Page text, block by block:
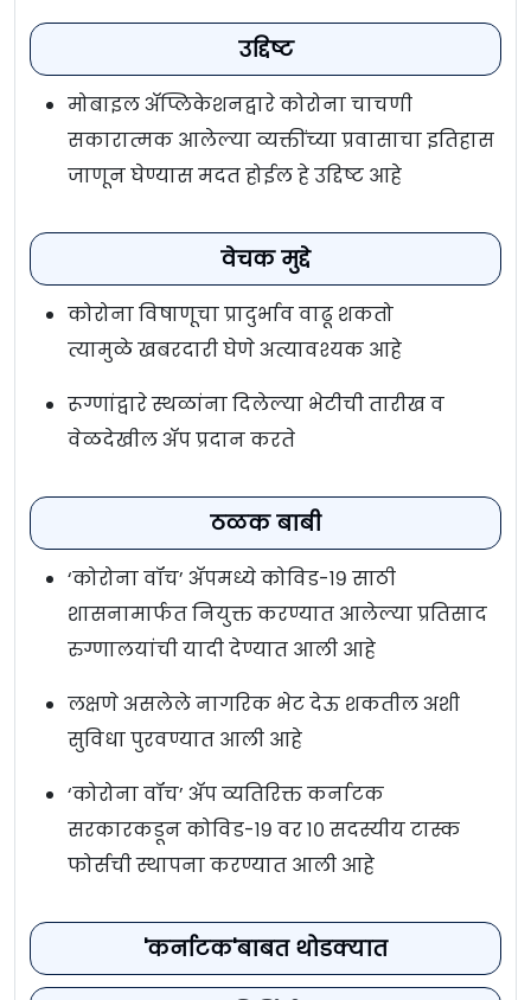
उद्दिष्ट
मोबाइल अ‍ॅप्लिकेशनद्वारे कोरोना चाचणी
सकारात्मक आलेल्या व्यक्तींच्या प्रवासाचा इतिहास
जाणून घेण्यास मदत होईल हे उद्दिष्ट आहे
वेचक मुद्दे
कोरोना विषाणूचा प्रादुर्भाव वाढू शकतो
त्यामुळे खबरदारी घेणे अत्यावश्यक आहे
रूग्णांद्वारे स्थळांना दिलेल्या भेटीची तारीख व
वेळदेखील अ‍ॅप प्रदान करते
ठळक बाबी
‘कोरोना वॉच’ अ‍ॅपमध्ये कोविड-१९ साठी
शासनामार्फत नियुक्त करण्यात आलेल्या प्रतिसाद
रुग्णालयांची यादी देण्यात आली आहे
लक्षणे असलेले नागरिक भेट देऊ शकतील अशी
सुविधा पुरवण्यात आली आहे
‘कोरोना वॉच’ अ‍ॅप व्यतिरिक्त कर्नाटक
सरकारकडून कोविड-१९ वर १० सदस्यीय टास्क
फोर्सची स्थापना करण्यात आली आहे
'कर्नाटक'बाबत थोडक्यात